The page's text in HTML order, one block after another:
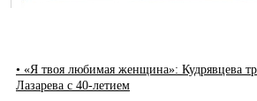
• «Я твоя любимая женщина»: Кудрявцева
Лазарева с 40-летием